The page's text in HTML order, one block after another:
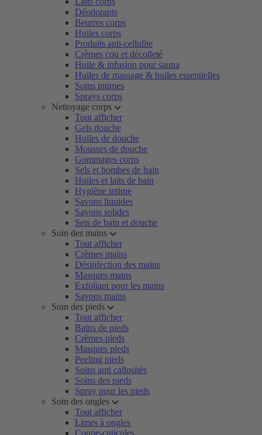
Déodorants
Beurres corps
Huiles corps
Produits anti-cellulite
Crèmes cou et décolleté
Huile & infusion pour sauna
Huiles de massage & huiles essentielles
Soins intimes
Sprays corps
Nettoyage corps
Tout afficher
Gels douche
Huiles de douche
Mousses de douche
Gommages corps
Sels et bombes de bain
Huiles et laits de bain
Hygiène intime
Savons liquides
Savons solides
Sets de bain et douche
Soin des mains
Tout afficher
Crèmes mains
Désinfection des mains
Masques mains
Exfoliant pour les mains
Savons mains
Soin des pieds
Tout afficher
Bains de pieds
Crèmes pieds
Masques pieds
Peeling pieds
Soins anti callosités
Soins des pieds
Spray pour les pieds
Soin des ongles
Tout afficher
Limes à ongles
Coupe-cuticules